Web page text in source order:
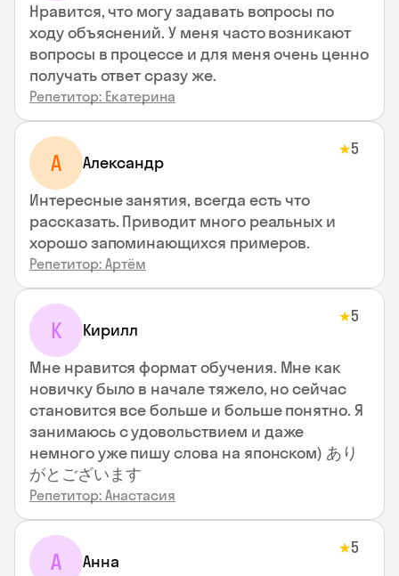
Нравится, что могу задавать вопросы по
ходу объяснений. У меня часто возникают
вопросы в процессе и для меня очень ценно
получать ответ сразу же.
Репетитор: Екатерина
А Александр
★5
Интересные занятия, всегда есть что
рассказать. Приводит много реальных и
хорошо запоминающихся примеров.
Репетитор: Артём
К Кирилл
★5
Мне нравится формат обучения. Мне как
новичку было в начале тяжело, но сейчас
становится все больше и больше понятно. Я
занимаюсь с удовольствием и даже
немного уже пишу слова на японском) あり
がとございます
Репетитор: Анастасия
А Анна
★5